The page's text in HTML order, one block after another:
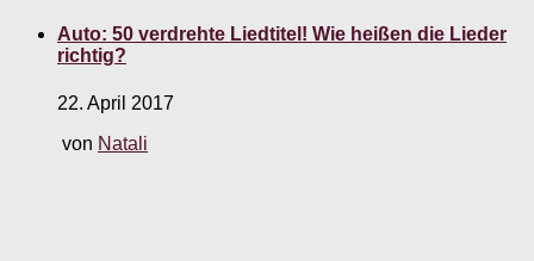
Auto: 50 verdrehte Liedtitel! Wie heißen die Lieder
richtig?
22. April 2017
von Natali